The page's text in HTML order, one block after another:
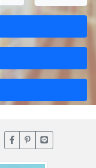
臉書分享(另開新視窗)
噗浪分享(另開新
Line分享(另